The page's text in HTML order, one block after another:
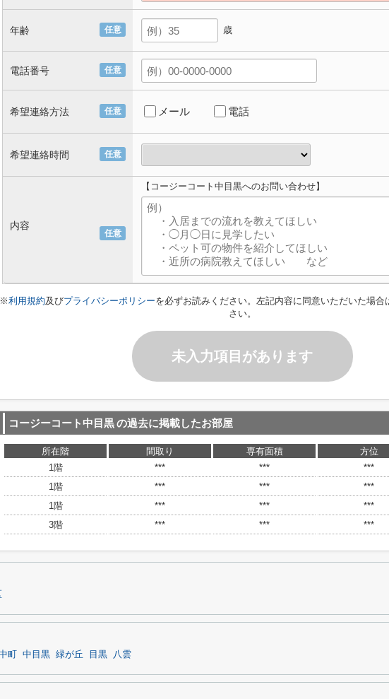
任意
年齢 歳
任意
電話番号
任意
希望連絡方法 メール 電話
任意
希望連絡時間
任意
内容
【コージーコート中目黒へのお問い合わせ】
※利用規約及びプライバシーポリシーを必ずお読みください。左記内容に同意いただいた場合
さい。
未入力項目があります
コージーコート中目黒の過去に掲載したお部屋
所在階 間取り 専有面積 方位
1階
*** *** ***
1階
*** *** ***
1階
*** *** ***
3階
*** *** ***
町 中目黒 緑が丘 目黒 八雲